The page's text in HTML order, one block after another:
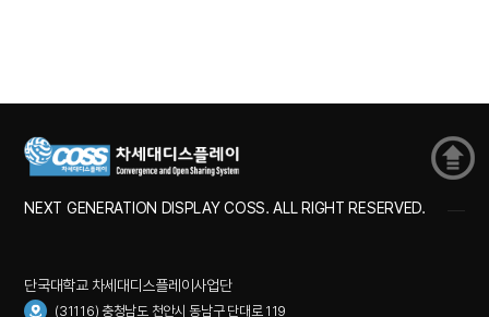
NEXT GENERATION DISPLAY COSS. ALL RIGHT RESERVED.
단국대학교 차세대디스플레이사업단
(31116) 충청남도 천안시 동남구 단대로 119